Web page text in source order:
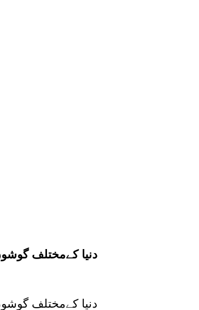
دنیا کےمختلف
دنیا کےمختلف